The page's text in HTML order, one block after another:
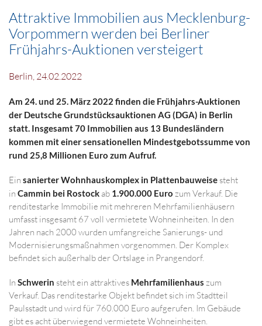
Attraktive Immobilien aus Mecklenburg-
Vorpommern werden bei Berliner
Frühjahrs-Auktionen versteigert
Berlin, 24.02.2022
Am 24. und 25. März 2022 finden die Frühjahrs-Auktionen
der Deutsche Grundstücksauktionen AG (DGA) in Berlin
statt. Insgesamt 70 Immobilien aus 13 Bundesländern
kommen mit einer sensationellen Mindestgebotssumme von
rund 25,8 Millionen Euro zum Aufruf.
Ein sanierter Wohnhauskomplex in Plattenbauweise steht
in Cammin bei Rostock ab 1.900.000 Euro zum Verkauf. Die
renditestarke Immobilie mit mehreren Mehrfamilienhäusern
umfasst insgesamt 67 voll vermietete Wohneinheiten. In den
Jahren nach 2000 wurden umfangreiche Sanierungs- und
Modernisierungsmaßnahmen vorgenommen. Der Komplex
befindet sich außerhalb der Ortslage in Prangendorf.
In Schwerin steht ein attraktives Mehrfamilienhaus zum
Verkauf. Das renditestarke Objekt befindet sich im Stadtteil
Paulsstadt und wird für 760.000 Euro aufgerufen. Im Gebäude
gibt es acht überwiegend vermietete Wohneinheiten.